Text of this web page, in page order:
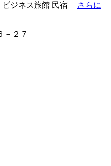
ビジネス旅館 民宿
さらに
－２７